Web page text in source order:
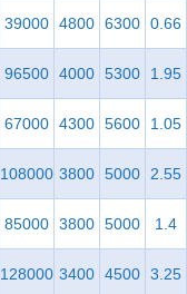
39000 4800 6300 0.66
96500 4000 5300 1.95
67000 4300 5600 1.05
108000 3800 5000 2.55
85000 3800 5000 1.4
128000 3400 4500 3.25